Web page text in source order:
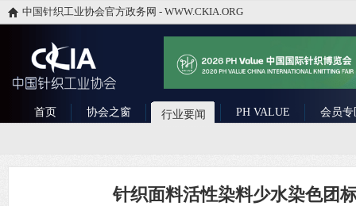
中国针织工业协会官方政务网 - WWW.CKIA.ORG
首页 协会之窗 行业要闻 PH VALUE 会员专
针织面料活性染料少水染色团